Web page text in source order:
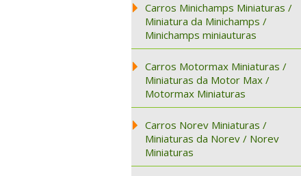
Carros Minichamps Miniaturas /
Miniatura da Minichamps /
Minichamps miniauturas
Carros Motormax Miniaturas /
Miniaturas da Motor Max /
Motormax Miniaturas
Carros Norev Miniaturas /
Miniaturas da Norev / Norev
Miniaturas